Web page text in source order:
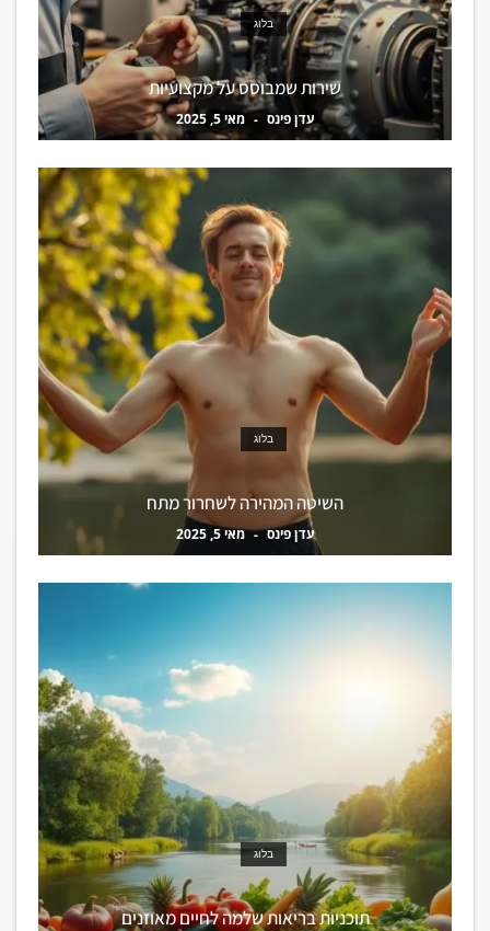
בלוג
שירות שמבוסס על מקצועיות
עדן פינס מאי 5, 2025
בלוג
השיטה המהירה לשחרור מתח
עדן פינס מאי 5, 2025
בלוג
תוכניות בריאות שלמה לחיים מאוזנים